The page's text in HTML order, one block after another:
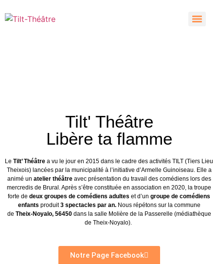
Tilt' Théâtre
Libère ta flamme
Le Tilt’ Théâtre a vu le jour en 2015 dans le cadre des activités TILT (Tiers Lieu
Theixois) lancées par la municipalité à l’initiative d’Armelle Guinoiseau. Elle a
animé un atelier théâtreavec présentation du travail des comédiens lors des
mercredis de Brural. Après s’être constituée en association en 2020, la troupe
forte de deux groupes de comédiens adultes et d’un groupe de comédiens
enfants produit3 spectacles par an.Nous répétons sur la commune
de Theix-Noyalo, 56450dans la salle Molière de la Passerelle (médiathèque
de Theix-Noyalo).
Notre Page Facebook